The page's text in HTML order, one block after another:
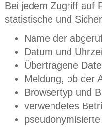
Bei jedem Zugriff auf
statistische und
Name der
Datum und
Übertragene
Meldung, ob der
Browsertyp und
verwendetes